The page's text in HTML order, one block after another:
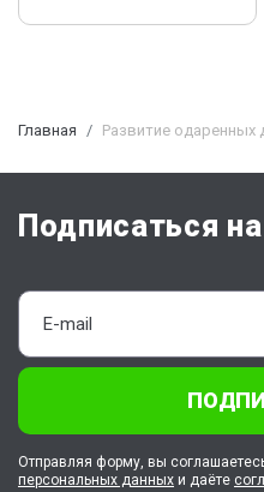
Главная Развитие одаренных
Подписаться
Отправляя форму, вы
персональных данных и даёте